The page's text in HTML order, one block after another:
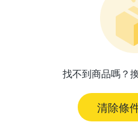
找不到商品嗎？
清除條